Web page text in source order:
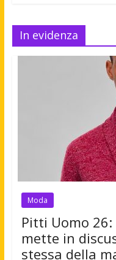
In evidenza
Moda
Pitti Uomo
mette in
stessa della